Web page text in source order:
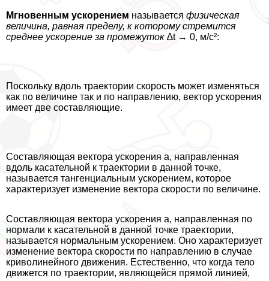
Мгновенным ускорением называется физическая
величина, равная пределу, к которому стремится
среднее ускорение за промежуток ∆t → 0, м/с²:
Поскольку вдоль траектории скорость может изменяться
как по величине так и по направлению, вектор ускорения
имеет две составляющие.
Составляющая вектора ускорения а, направленная
вдоль касательной к траектории в данной точке,
называется тангенциальным ускорением, которое
хаpaктеризует изменение вектора скорости по величине.
Составляющая вектора ускорения а, направленная по
нормали к касательной в данной точке траектории,
называется нормальным ускорением. Оно хаpaктеризует
изменение вектора скорости по направлению в случае
криволинейного движения. Естественно, что когда тело
движется по траектории, являющейся прямой линией,